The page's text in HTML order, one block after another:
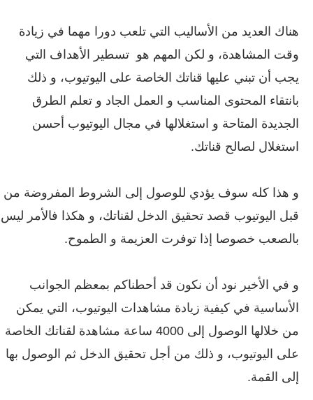
هناك العديد من الأساليب التي تلعب دورا مهما في زيادة
وقت المشاهدة، و لكن المهم هو تسطير الأهداف التي
يجب أن تبني عليها قناتك الخاصة على اليوتيوب، و ذلك
بانتقاء المحتوى المناسب و العمل الجاد و تعلم الطرق
الجديدة المتاحة و استغلالها في مجال اليوتيوب أحسن
استغلال لصالح قناتك.
و هذا كله سوف يؤدي للوصول إلى الشروط المفروضة من
قبل اليوتيوب قصد تحقيق الدخل لقناتك، و هكذا فالأمر ليس
بالصعب خصوصا إذا توفرت العزيمة و الطموح.
و في الأخير نود أن نكون قد أحطناكم بمعظم الجوانب
الأساسية في كيفية زيادة مشاهدات اليوتيوب، التي يمكن
من خلالها الوصول إلى 4000 ساعة مشاهدة لقناتك الخاصة
على اليوتيوب، و ذلك من أجل تحقيق الدخل ثم الوصول بها
إلى القمة.